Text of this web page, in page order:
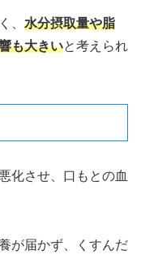
、 水分摂取量や脂
も大きいと考えられ
化させ、口もとの血
が届かず、くすんだ